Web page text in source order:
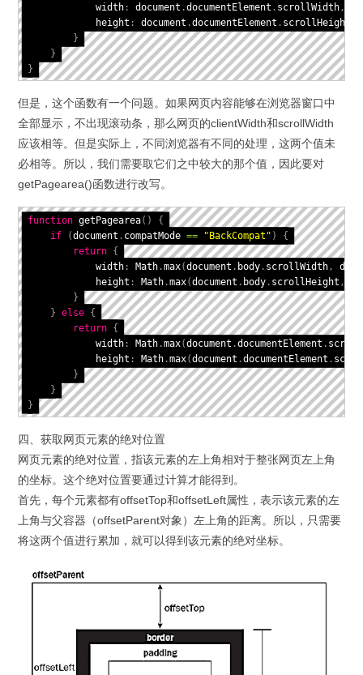
            width
: document .documentElement . scrollWidth,
            height
: document .documentElement . scrollHeight
}
}
}
但是，这个函数有一个问题。如果网页内容能够在浏览器窗口中
全部显示，不出现滚动条，那么网页的clientWidth和scrollWidth
应该相等。但是实际上，不同浏览器有不同的处理，这两个值未
必相等。所以，我们需要取它们之中较大的那个值，因此要对
getPagearea()函数进行改写。
function getPagearea( )
{
if
(document . compatMode == "BackCompat" )
{
return {
            width
: Math.max(document . body. scrollWidth,
            height
: Math.max(document . body. scrollHeight ,
}
} else {
return {
            width
: Math.max(document .documentElement .
            height
: Math.max(document .documentElement .
}
}
}
四、获取网页元素的绝对位置
网页元素的绝对位置，指该元素的左上角相对于整张网页左上角
的坐标。这个绝对位置要通过计算才能得到。
首先，每个元素都有offsetTop和offsetLeft属性，表示该元素的左
上角与父容器（offsetParent对象）左上角的距离。所以，只需要
将这两个值进行累加，就可以得到该元素的绝对坐标。